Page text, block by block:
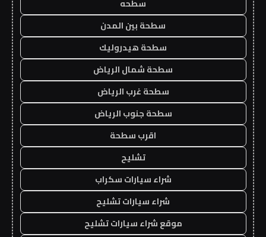
سطحه
سطحة بين المدن
سطحة هيدروليك
سطحة شمال الرياض
سطحة غرب الرياض
سطحة جنوب الرياض
اقرب سطحة
تشليح
شراء سيارات سكراب
شراء سيارات تشليح
موقع شراء سيارات تشليح